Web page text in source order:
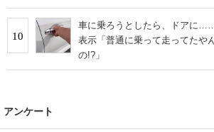
10
車に乗ろうとしたら、ドアに
表示「普通に乗って走ってたや
の!?」
アンケート